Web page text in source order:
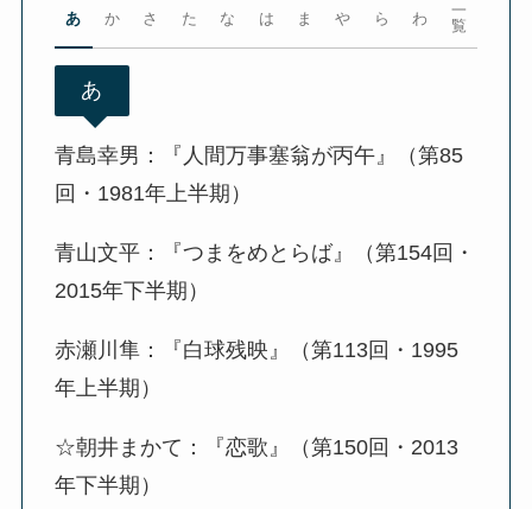
あ か さ た な は ま や ら わ
一
覧
あ
青島幸男：『人間万事塞翁が丙午』（第85
回・1981年上半期）
青山文平：『つまをめとらば』（第154回・
2015年下半期）
赤瀬川隼：『白球残映』（第113回・1995
年上半期）
☆朝井まかて：『恋歌』（第150回・2013
年下半期）